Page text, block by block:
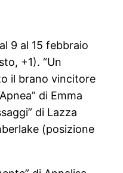
9 al 15 febbraio
+1). “Un
il brano vincitore
di Emma
di Lazza
(posizione